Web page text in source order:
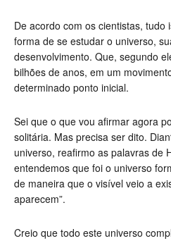
De acordo com os cientistas, tudo
forma de se estudar o universo,
desenvolvimento. Que, segundo
bilhões de anos, em um
determinado ponto inicial.
Sei que o que vou afirmar agora
solitária. Mas precisa ser dito.
universo, reafirmo as palavras de
entendemos que foi o universo
de maneira que o visível veio a
aparecem”.
Creio que todo este universo